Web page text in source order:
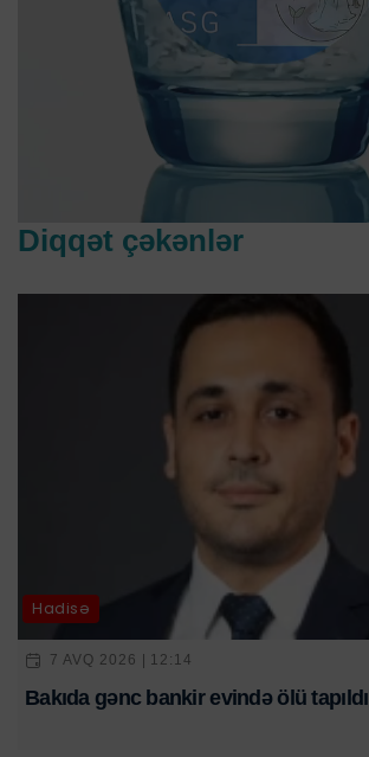
Diqqət çəkənlər
Hadisə
7 AVQ 2026 | 12:14
Bakıda gənc bankir evində ölü tapıldı